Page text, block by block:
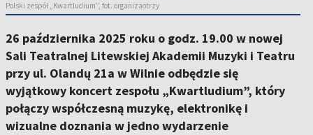
Polski zespół „Kwartludium”, fot. organizaotrzy
26 października 2025 roku o godz. 19.00 w nowej
Sali Teatralnej Litewskiej Akademii Muzyki i Teatru
przy ul. Olandų 21a w Wilnie odbędzie się
wyjątkowy koncert zespołu „Kwartludium”, który
połączy współczesną muzykę, elektronikę i
wizualne doznania w jedno wydarzenie